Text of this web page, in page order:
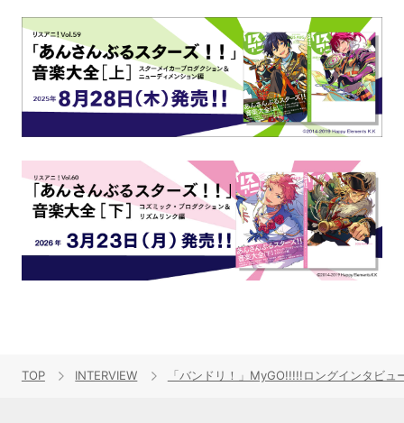
TOP INTERVIEW 「バンドリ！」MyGO!!!!!ロングインタビ